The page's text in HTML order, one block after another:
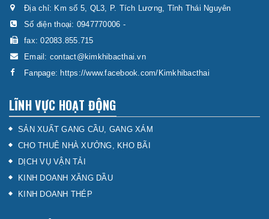
Địa chỉ: Km số 5, QL3, P. Tích Lương, Tỉnh Thái Nguyên
Số điện thoại: 0947770006 -
fax: 02083.855.715
Email: contact@kimkhibacthai.vn
Fanpage: https://www.facebook.com/Kimkhibacthai
LĨNH VỰC HOẠT ĐỘNG
SẢN XUẤT GANG CẦU, GANG XÁM
CHO THUÊ NHÀ XƯỞNG, KHO BÃI
DỊCH VỤ VẬN TẢI
KINH DOANH XĂNG DẦU
KINH DOANH THÉP